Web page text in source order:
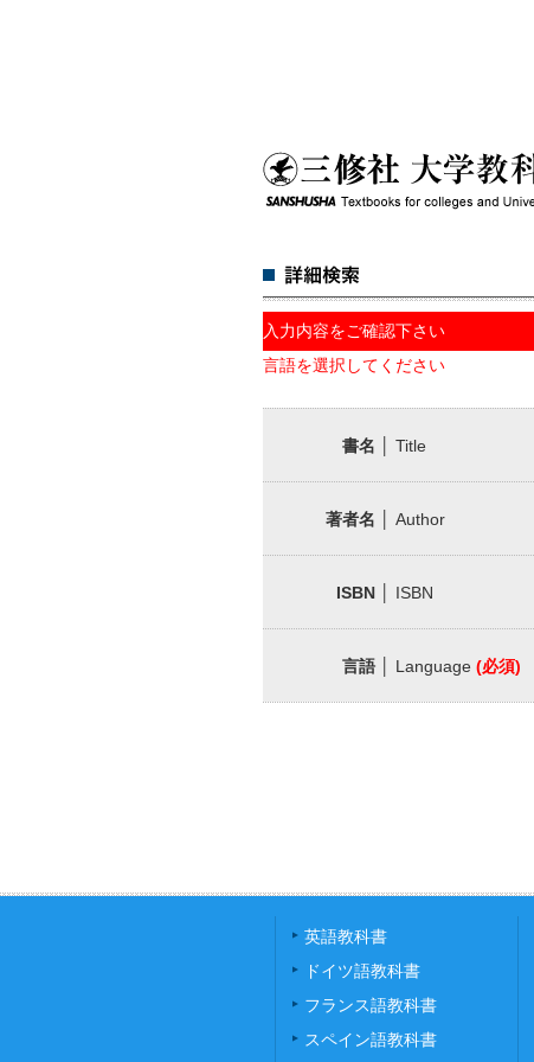
入力内容をご確認下さい
言語を選択してください
書名 │ Title
著者名 │ Author
ISBN │ ISBN
言語 │ Language (必須)
英語教科書
ドイツ語教科書
フランス語教科書
スペイン語教科書